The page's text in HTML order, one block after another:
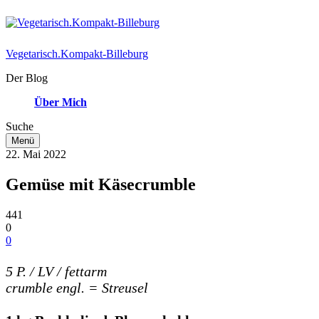
Vegetarisch.Kompakt-Billeburg
Der Blog
Über Mich
Suche
Menü
22. Mai 2022
Gemüse mit Käsecrumble
441
0
0
5 P. / LV / fettarm
crumble engl. = Streusel